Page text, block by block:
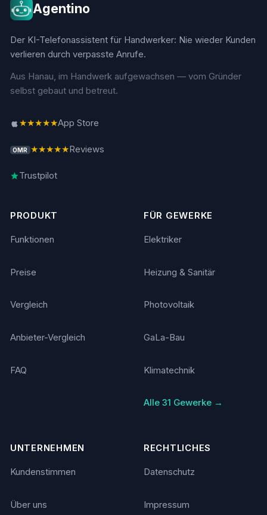
Agentino
Der KI-Telefonassistent für Handwerker: Nie wieder Kunden
verlieren durch verpasste Anrufe.
Aus Hanau, im Handwerk aufgewachsen — vom Gründer
selbst gebaut und betreut.
★★★★★App Store
OMR ★★★★★ Reviews
Trustpilot
PRODUKT
Funktionen
Preise
Vergleich
Anbieter-Vergleich
FAQ
FÜR GEWERKE
Elektriker
Heizung & Sanitär
Photovoltaik
GaLa-Bau
Klimatechnik
Alle 31 Gewerke →
UNTERNEHMEN
Kundenstimmen
Über uns
RECHTLICHES
Datenschutz
Impressum